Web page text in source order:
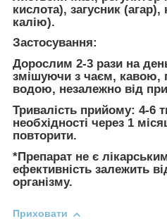
кислота), загусник
калію).
Застосування:
Дорослим 2-3 рази на
змішуючи з чаєм, кавою,
водою, незалежно від
Тривалість прийому: 4-6
необхідності через 1
повторити.
*Препарат не є
ефективність залежить
організму.
Приховати